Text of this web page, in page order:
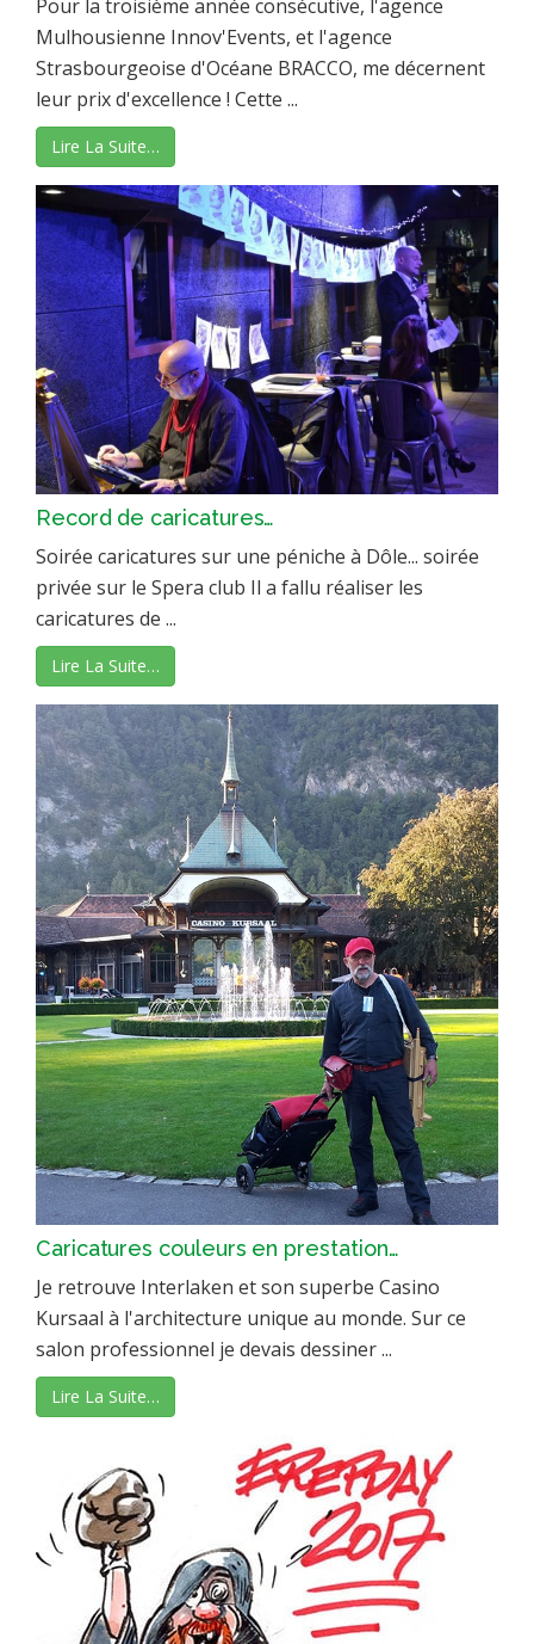
Pour la troisième année consécutive, l'agence
Mulhousienne Innov'Events, et l'agence
Strasbourgeoise d'Océane BRACCO, me décernent
leur prix d'excellence ! Cette ...
Lire La Suite…
Record de caricatures…
Soirée caricatures sur une péniche à Dôle... soirée
privée sur le Spera club Il a fallu réaliser les
caricatures de ...
Lire La Suite…
Caricatures couleurs en prestation…
Je retrouve Interlaken et son superbe Casino
Kursaal à l'architecture unique au monde. Sur ce
salon professionnel je devais dessiner ...
Lire La Suite…